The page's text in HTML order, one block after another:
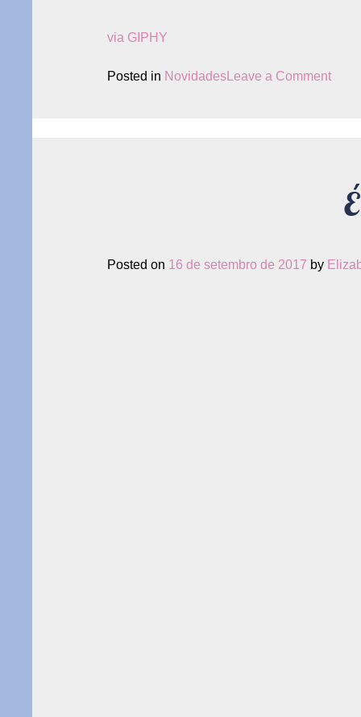
via GIPHY
Posted in NovidadesLeave a Commenton
Posted on 16 de setembro de 2017 by